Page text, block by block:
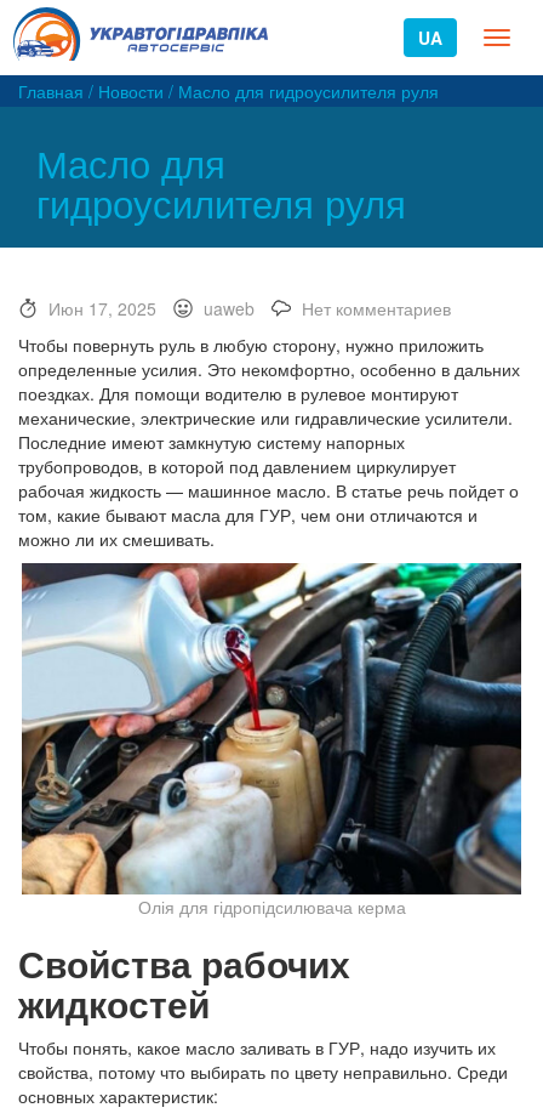
UA
Главная / Новости / Масло для гидроусилителя руля
Масло для
гидроусилителя руля
Июн 17, 2025 uaweb
Нет комментариев
Чтобы повернуть руль в любую сторону, нужно приложить
определенные усилия. Это некомфортно, особенно в дальних
поездках. Для помощи водителю в рулевое монтируют
механические, электрические или гидравлические усилители.
Последние имеют замкнутую систему напорных
трубопроводов, в которой под давлением циркулирует
рабочая жидкость — машинное масло. В статье речь пойдет о
том, какие бывают масла для ГУР, чем они отличаются и
можно ли их смешивать.
Олія для гідропідсилювача керма
Свойства рабочих
жидкостей
Чтобы понять, какое масло заливать в ГУР, надо изучить их
свойства, потому что выбирать по цвету неправильно. Среди
основных характеристик: